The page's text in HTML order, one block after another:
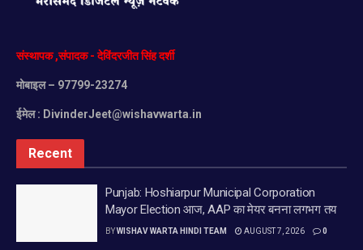
संस्थापक,संपादक-देविंदरजीतसिंहदर्शी
मोबाइल– 97799-23274
ईमेल : DivinderJeet@wishavwarta.in
Recent
Punjab: Hoshiarpur Municipal Corporation
Mayor Election आज, AAP का मेयर बनना लगभग तय
BYWISHAV WARTA HINDI TEAM AUGUST 7, 2026 0